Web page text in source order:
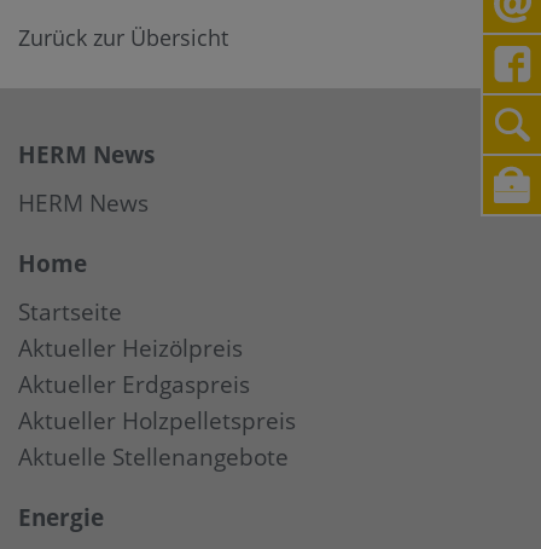
Zurück zur Übersicht
HERM News
HERM News
Home
Startseite
Aktueller Heizölpreis
Aktueller Erdgaspreis
Aktueller Holzpelletspreis
Aktuelle Stellenangebote
Energie